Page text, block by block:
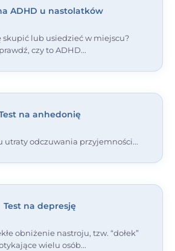
ADHD u nastolatków
skupić lub usiedzieć w miejscu?
czy to ADHD
na anhedonię
utraty odczuwania przyjemności
Test na depresję
obniżenie nastroju, tzw. “dołek”
wielu osób